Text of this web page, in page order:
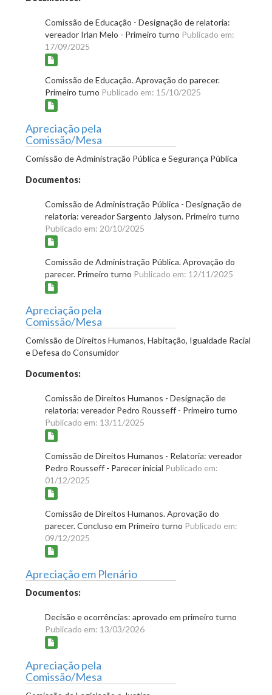
Comissão de Educação - Designação de relatoria:
vereador Irlan Melo - Primeiro turno Publicado em:
17/09/2025
Comissão de Educação. Aprovação do parecer.
Primeiro turno Publicado em: 15/10/2025
Apreciação pela
Comissão/Mesa
Comissão de Administração Pública e Segurança Pública
Documentos:
Comissão de Administração Pública - Designação de
relatoria: vereador Sargento Jalyson. Primeiro turno
Publicado em: 20/10/2025
Comissão de Administração Pública. Aprovação do
parecer. Primeiro turno Publicado em: 12/11/2025
Apreciação pela
Comissão/Mesa
Comissão de Direitos Humanos, Habitação, Igualdade Racial
e Defesa do Consumidor
Documentos:
Comissão de Direitos Humanos - Designação de
relatoria: vereador Pedro Rousseff - Primeiro turno
Publicado em: 13/11/2025
Comissão de Direitos Humanos - Relatoria: vereador
Pedro Rousseff - Parecer inicial Publicado em:
01/12/2025
Comissão de Direitos Humanos. Aprovação do
parecer. Concluso em Primeiro turno Publicado em:
09/12/2025
Apreciação em Plenário
Documentos:
Decisão e ocorrências: aprovado em primeiro turno
Publicado em: 13/03/2026
Apreciação pela
Comissão/Mesa